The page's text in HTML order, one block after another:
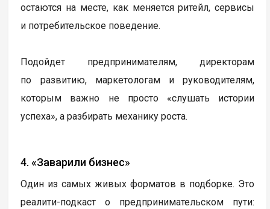
остаются на месте, как меняется ритейл, сервисы
и потребительское поведение.
Подойдет предпринимателям, директорам
по развитию, маркетологам и руководителям,
которым важно не просто «слушать истории
успеха», а разбирать механику роста.
4. «Заварили бизнес»
Один из самых живых форматов в подборке. Это
реалити-подкаст о предпринимательском пути: